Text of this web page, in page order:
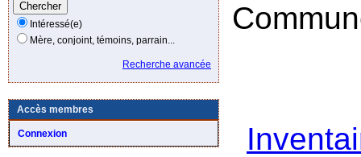
Intéressé(e)
Mère, conjoint, témoins, parrain...
Recherche avancée
Accès membres
Connexion